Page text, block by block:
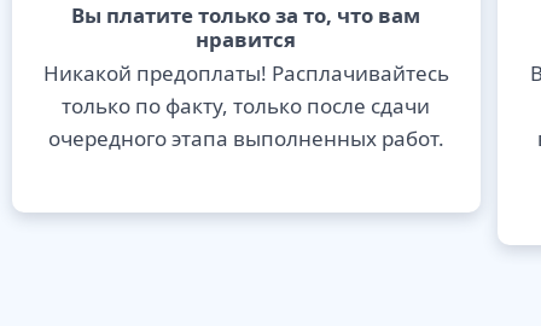
Вы платите только за то, что вам
нравится
Никакой предоплаты! Расплачивайтесь
только по факту, только после сдачи
очередного этапа выполненных работ.